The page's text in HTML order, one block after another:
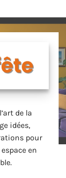
de la
idées,
pour
en